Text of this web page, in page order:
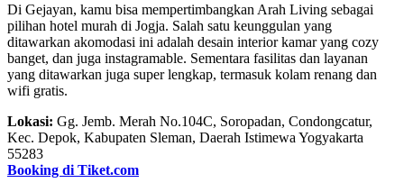
Di Gejayan, kamu bisa mempertimbangkan Arah Living sebagai
pilihan hotel murah di Jogja. Salah satu keunggulan yang
ditawarkan akomodasi ini adalah desain interior kamar yang cozy
banget, dan juga instagramable. Sementara fasilitas dan layanan
yang ditawarkan juga super lengkap, termasuk kolam renang dan
wifi gratis.
Lokasi: Gg. Jemb. Merah No.104C, Soropadan, Condongcatur,
Kec. Depok, Kabupaten Sleman, Daerah Istimewa Yogyakarta
55283
Booking di Tiket.com